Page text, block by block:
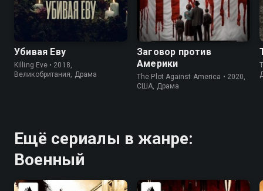
7.7 8.1
Убивая Еву
Killing Eve • 2018,
Великобритания, Драма
6.7 7.3
Заговор против
Америки
The Plot Against America • 2020,
США, Драма
Ещё сериалы в жанре:
Военный